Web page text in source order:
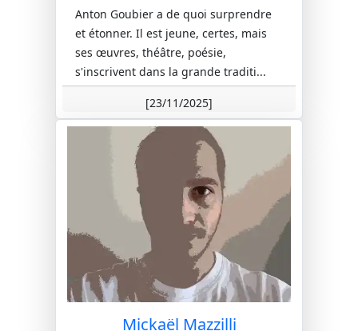
Anton Goubier a de quoi surprendre
et étonner. Il est jeune, certes, mais
ses œuvres, théâtre, poésie,
s'inscrivent dans la grande traditi...
[23/11/2025]
Mickaël Mazzilli